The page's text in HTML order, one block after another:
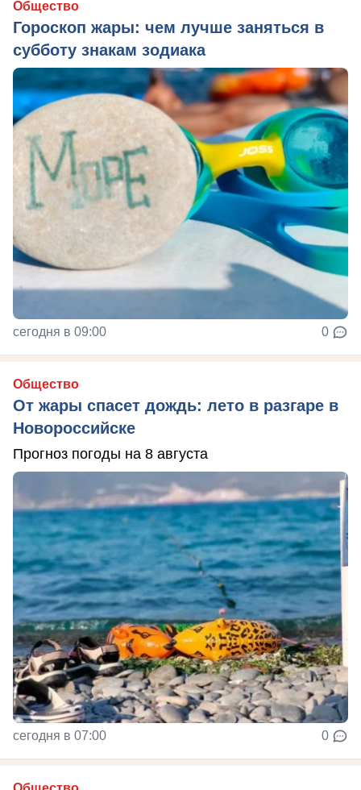
Общество
Гороскоп жары: чем лучше заняться в
субботу знакам зодиака
сегодня в 09:00 0
Общество
От жары спасет дождь: лето в разгаре в
Новороссийске
Прогноз погоды на 8 августа
сегодня в 07:00 0